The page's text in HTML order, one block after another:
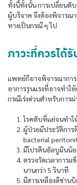
ทั้งนี้ทั้งนั้น การเปลี่ยนตั
ผู้บริจาค จึงต้องพิจารณ
ทางเป็นกรณี ๆ ไป
ภาวะที่ควรได้
แพทย์ก็อาจพิจารณากา
อาการรุนแรงที่อาจทำ
กรณีเร่งด่วนสำหรับการ
โรคตับที่แย่จนทำใ
ผู้ป่วยมีประวัติการ
bacterial
มีโปรตีนอัลบูมินน้อ
ตรวจวัดเวลาการ
นานกว่า 5 วินาที
มีสารเหลืองดีซ่าน